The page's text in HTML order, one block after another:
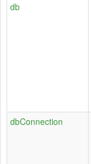
db
dbConnection